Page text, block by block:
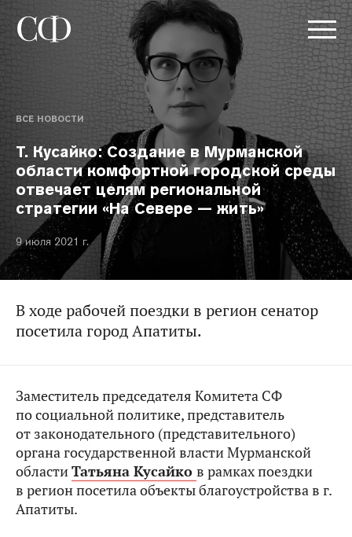
ВСЕ НОВОСТИ
Т. Кусайко: Создание в Мурманской
области комфортной городской среды
отвечает целям региональной
стратегии «На Севере — жить»
9 июля 2021 г.
В ходе рабочей поездки в регион сенатор
посетила город Апатиты.
Заместитель председателя Комитета СФ
по социальной политике, представитель
от законодательного (представительного)
органа государственной власти Мурманской
областиТатьяна Кусайко в рамках поездки
в регион посетила объекты благоустройства в г.
Апатиты.